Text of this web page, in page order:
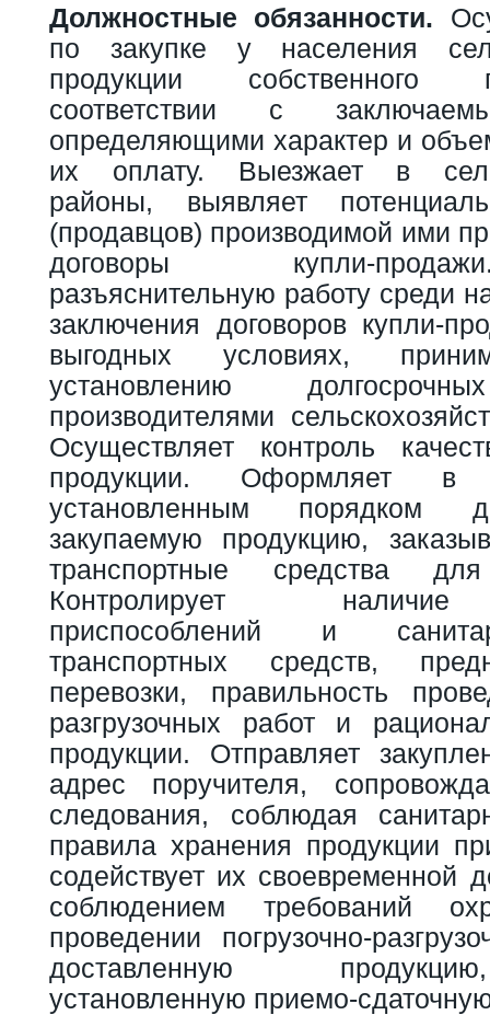
Должностные обязанности.
по закупке у населения
продукции собственного
соответствии с
определяющими характер и
их оплату. Выезжает в
районы, выявляет
(продавцов) производимой ими
договоры купли-
разъяснительную работу среди
заключения договоров купли-
выгодных условиях,
установлению
производителями
Осуществляет контроль
продукции. Оформляет в
установленным порядком
закупаемую продукцию,
транспортные средства
Контролирует
приспособлений и
транспортных средств,
перевозки, правильность
разгрузочных работ и
продукции. Отправляет
адрес поручителя,
следования, соблюдая
правила хранения продукции
содействует их своевременной
соблюдением требований
проведении погрузочно-
доставленную
установленную приемо-